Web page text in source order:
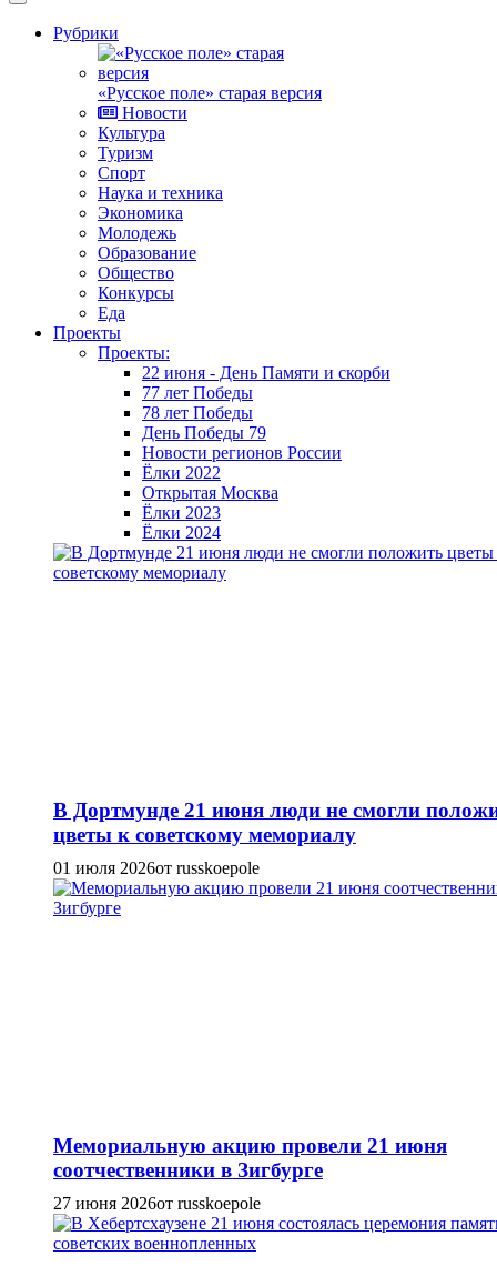
Рубрики
«Русское поле» старая версия
Новости
Культура
Туризм
Спорт
Наука и техника
Экономика
Молодежь
Образование
Общество
Конкурсы
Еда
Проекты
Проекты:
22 июня - День Памяти и скорби
77 лет Победы
78 лет Победы
День Победы 79
Новости регионов России
Ёлки 2022
Открытая Москва
Ёлки 2023
Ёлки 2024
В Дортмунде 21 июня люди не смогли
цветы к советскому мемориалу
01 июля 2026от russkoepole
Мемориальную акцию провели 21 июня
соотчественники в Зигбурге
27 июня 2026от russkoepole